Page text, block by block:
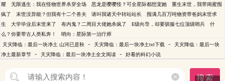
耀
无限逃生：我在怪物世界杀穿全场 恶龙是嘤嘤怪？可全星际都想宠她
重生末世，我带闺蜜囤
疯了
末世没异能？但我有十二个兽夫 请叫我诸天中转站站长
囤满几百万吨物资带爸妈末世求
生
大学毕业后末世来了 有内鬼？二周目大佬她杀疯了 E级向导，却要驯服七位顶级哨兵
什
么？你要带古人类私奔！
哨向：星际第一治疗师
天灾降临：最后一块净土 山河已是秋 - 天灾降临：最后一块净土txt下载 - 天灾降临：最后一块
净土最新章节 - 天灾降临：最后一块净土全文阅读 - 好看的科幻小说
搜索